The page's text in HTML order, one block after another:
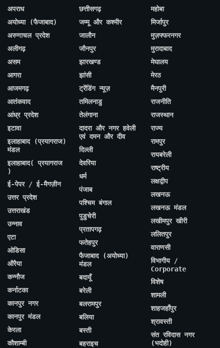
अपराध
अयोध्या (फैजाबाद)
अरुणाचल प्रदेश
अलीगढ़
असम
आगरा
आजमगढ़
आतंकवाद
आंध्र प्रदेश
इटावा
इलाहाबाद (प्रयागराज)
मंडल
इलाहाबाद( प्रयागराज
)
ई-पेपर / ई-मैगज़ीन
उत्तर प्रदेश
उत्तराखंड
उन्नाव
एटा
ओडिसा
औरैया
कन्नौज
कर्नाटका
कानपुर नगर
कानपुर मंडल
केरला
कौशाम्बी
छत्तीसगढ़
जम्मू और कश्मीर
जालौन
जौनपुर
झारखण्ड
झांसी
ट्रेंडिंग न्यूज़
तमिलनाडु
तेलंगाना
दादरा और नगर हवेली
एवं दमन और दीव
दिल्ली
देवरिया
धर्म
पंजाब
पश्चिम बंगाल
पुडुचेरी
प्रतापगढ़
फतेहपुर
फैजाबाद (अयोध्या)
मंडल
बदायूँ
बरेली
बलरामपुर
बलिया
बस्ती
बहराइच
महोबा
मिर्जापुर
मुज़फ्फरनगर
मुरादाबाद
मेघालय
मेरठ
मैनपुरी
राजनीति
राजस्थान
राज्य
रामपुर
रायबरेली
राष्ट्रीय
लक्षद्वीप
लखनऊ
लखनऊ मंडल
लखीमपुर खीरी
ललितपुर
वाराणसी
विभागीय /
Corporate
विशेष
शामली
शाहजहाँपुर
श्रावस्ती
संत रविदास नगर
(भदोही)